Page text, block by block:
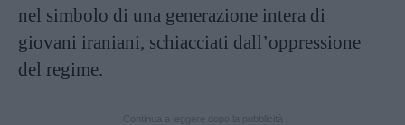
nel simbolo di una generazione intera di
giovani iraniani, schiacciati dall’oppressione
del regime.